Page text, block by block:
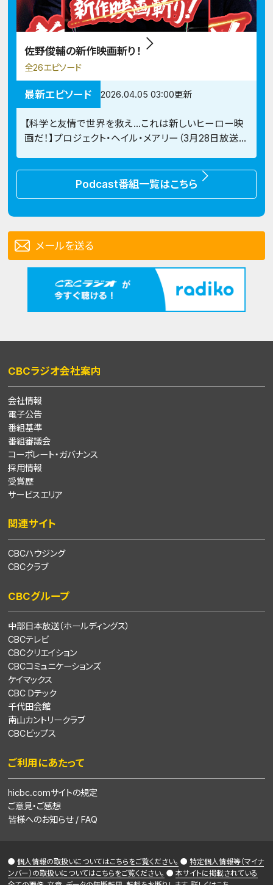
佐野俊輔の新作映画斬り！
全26エピソード
最新エピソード 2026.04.05 03:00更新
【科学と友情で世界を救え…これは新しいヒーロー映
画だ！】プロジェクト・ヘイル・メアリー（3月28日放送
Podcast番組一覧はこちら
メールを送る
CBCラジオ会社案内
会社情報
電子公告
番組基準
番組審議会
コーポレート・ガバナンス
採用情報
受賞歴
サービスエリア
関連サイト
CBCハウジング
CBCクラブ
CBCグループ
中部日本放送（ホールディングス）
CBCテレビ
CBCクリエイション
CBCコミュニケーションズ
ケイマックス
CBC Dテック
千代田会館
南山カントリークラブ
CBCビップス
ご利用にあたって
hicbc.comサイトの規定
ご意見・ご感想
皆様へのお知らせ / FAQ
●個人情報の取扱いについてはこちらをご覧ください。 ●特定個人情報等（マイナ
ンバー）の取扱いについてはこちらをご覧ください。 ●本サイトに掲載されている